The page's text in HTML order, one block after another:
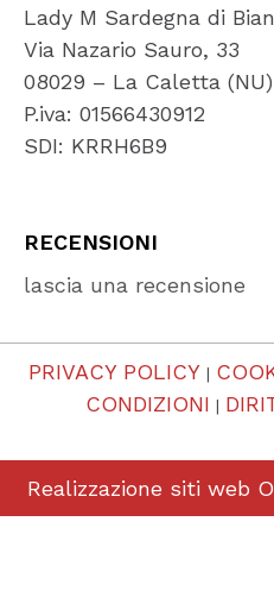
Lady M Sardegna di
Via Nazario Sauro, 33
08029 – La Caletta (NU)
P.iva: 01566430912
SDI: KRRH6B9
RECENSIONI
lascia una recensione
PRIVACY POLICY |
CONDIZIONI |
Realizzazione siti web